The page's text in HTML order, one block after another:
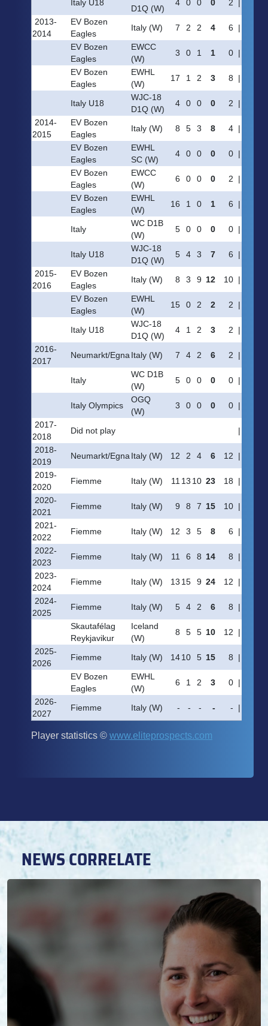
NEWS CORRELATE